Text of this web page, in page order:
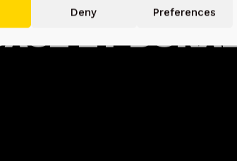
et combiner des
Deny Preferences
ET